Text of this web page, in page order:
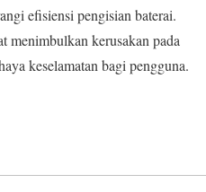
efisiensi pengisian baterai.
menimbulkan kerusakan pada
keselamatan bagi pengguna.